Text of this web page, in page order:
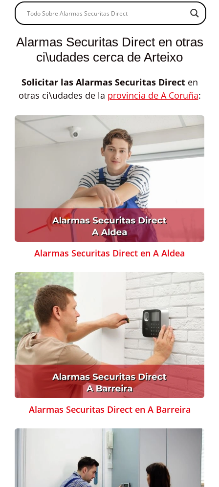
Alarmas Securitas Direct en otras
ci\udades cerca de Arteixo
Solicitar las Alarmas Securitas Directen
otras ci\udades de la provincia de A Coruña:
Alarmas Securitas Direct en A Aldea
Alarmas Securitas Direct en A Barreira